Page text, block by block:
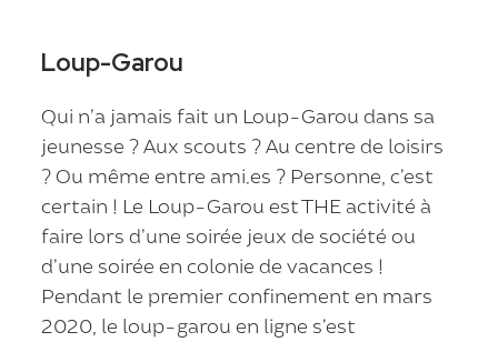
Loup-Garou
Qui n’a jamais fait un Loup-Garou dans sa
jeunesse ? Aux scouts ? Au centre de loisirs
? Ou même entre ami.es ? Personne, c’est
certain ! Le Loup-Garou est THE activité à
faire lors d’une soirée jeux de société ou
d’une soirée en colonie de vacances !
Pendant le premier confinement en mars
2020, le loup-garou en ligne s’est